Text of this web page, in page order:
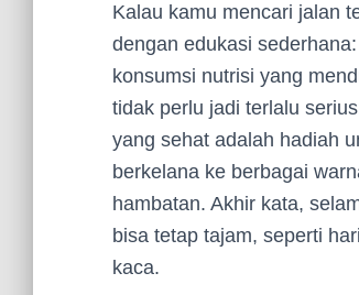
Kalau kamu mencari jalan
dengan edukasi
konsumsi nutrisi yang
tidak perlu jadi terlalu
yang sehat adalah hadiah
berkelana ke berbagai
hambatan. Akhir kata,
bisa tetap tajam, seperti
kaca.